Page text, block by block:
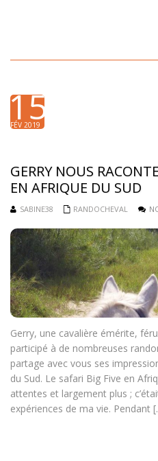
15
FÉV 2019
GERRY NOUS
EN AFRIQUE DU SUD
SABINE38 RANDOCHEVAL
Gerry, une cavalière émérite,
participé à de nombreuses
partage avec vous ses
du Sud. Le safari Big Five en
attentes et largement plus ;
expériences de ma vie. Pendant